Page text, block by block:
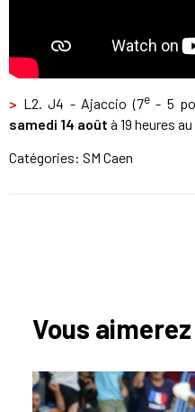
> L2. J4 - Ajaccio (7e- 5
samedi 14 août à 19 heures
Catégories: SM Caen
Vous